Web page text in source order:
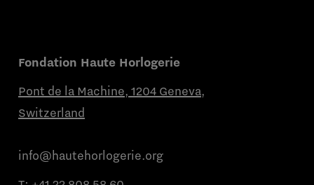
Fondation Haute Horlogerie
Pont de la Machine, 1204 Geneva,
Switzerland
info@hautehorlogerie.org